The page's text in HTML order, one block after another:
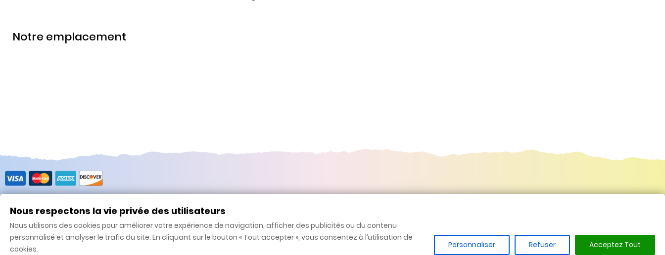
Notre emplacement
Ajouter au panier Mon compte
Nous respectons la vie privée des utilisateurs
Nous utilisons des cookies pour améliorer votre expérience de navigation, afficher des publicités ou du contenu
personnalisé et analyser le trafic du site. En cliquant sur le bouton « Tout accepter », vous consentez à l’utilisation de
cookies.
Personnaliser Refuser Acceptez Tout